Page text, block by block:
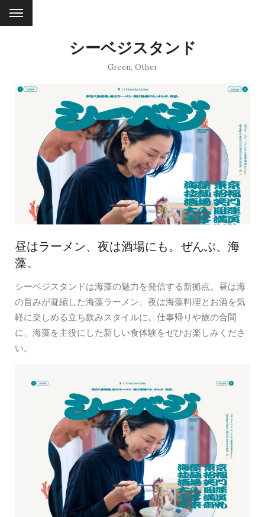
シーベジスタンド
Green, Other
昼はラーメン、夜は酒場にも。ぜんぶ、海
藻。
シーベジスタンドは海藻の魅力を発信する新拠点。昼は海
の旨みが凝縮した海藻ラーメン、夜は海藻料理とお酒を気
軽に楽しめる立ち飲みスタイルに。仕事帰りや旅の合間
に、海藻を主役にした新しい食体験をぜひお楽しみくださ
い。